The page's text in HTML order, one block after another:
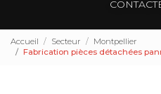
Accueil Secteur
Montpellier
Fabrication pièces détachées